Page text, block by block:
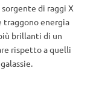
di raggi X
traggono energia
brillanti di un
rispetto a quelli